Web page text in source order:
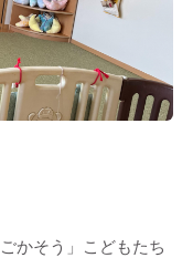
かそう」こどもたち